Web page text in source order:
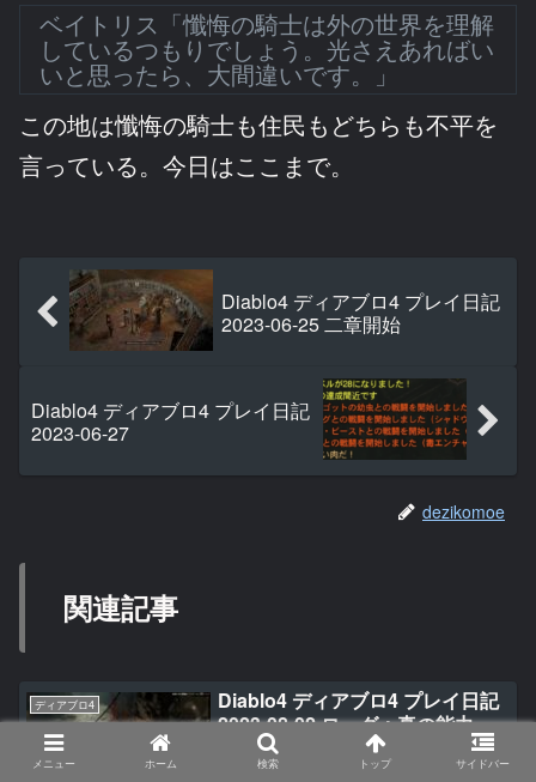
ベイトリス「懺悔の騎士は外の世界を理解
しているつもりでしょう。光さえあればい
いと思ったら、大間違いです。」
この地は懺悔の騎士も住民もどちらも不平を
言っている。今日はここまで。
Diablo4 ディアブロ4 プレイ日記
2023-06-25 二章開始
Diablo4 ディアブロ4 プレイ日記
2023-06-27
dezikomoe
関連記事
ディアブロ4
Diablo4 ディアブロ4 プレイ日記
2023-08-02 ローグ：真の能力
メニュー ホーム 検索 トップ サイドバー